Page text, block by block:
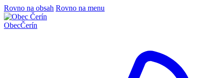
Rovno na obsah Rovno na menu
ObecČerín